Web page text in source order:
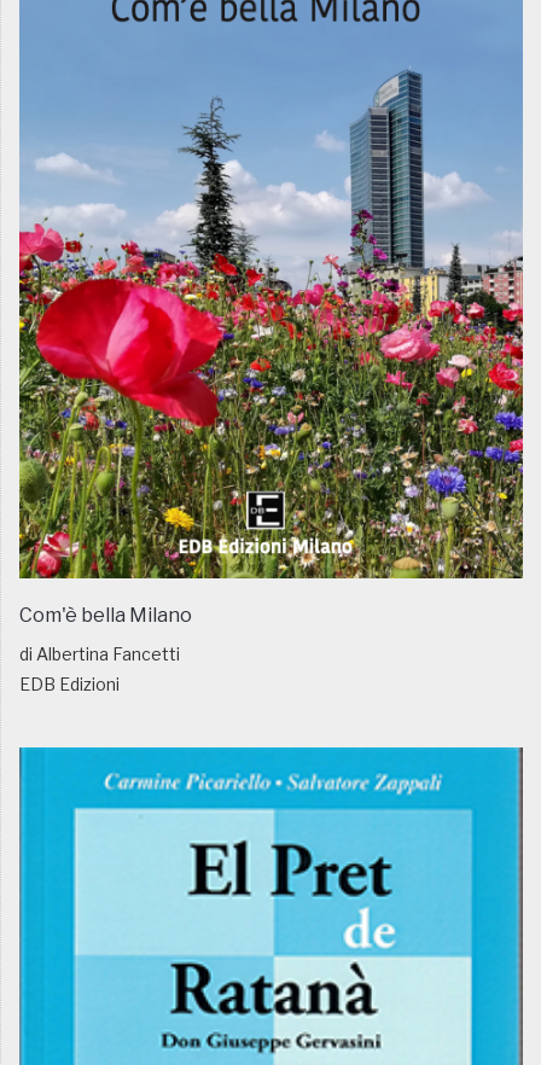
Com'è bella Milano
di Albertina Fancetti
EDB Edizioni